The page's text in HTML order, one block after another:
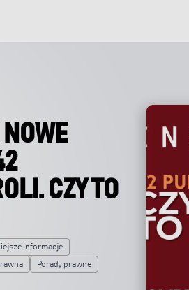
CZY TO
informacje
Porady prawne